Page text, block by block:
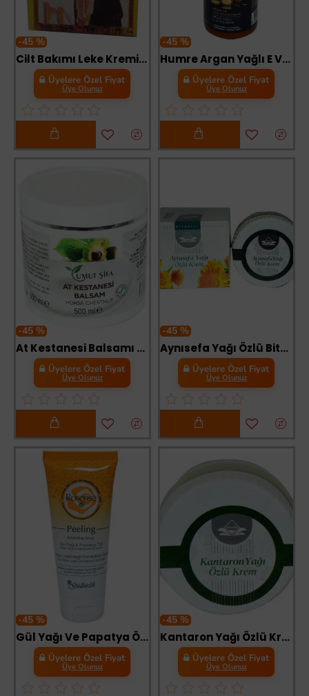
-45 %
Cilt Bakımı Leke Kremi Normal Kuru Cilt Mavi Kutu 12 Gr
Üyelere Özel Fiyat
Üye Olunuz
-45 %
Humre Argan Yağlı E Vitaminli El ve Yüz Kremi 150 ML
Üyelere Özel Fiyat
Üye Olunuz
-45 %
At Kestanesi Balsamı 500 ML
Üyelere Özel Fiyat
Üye Olunuz
-45 %
Aynısefa Yağı Özlü Bitkisel Krem 50 cc
Üyelere Özel Fiyat
Üye Olunuz
-45 %
Gül Yağı Ve Papatya Özlü Peeling 100 ML
Üyelere Özel Fiyat
Üye Olunuz
-45 %
Kantaron Yağı Özlü Krem 50 cc
Üyelere Özel Fiyat
Üye Olunuz